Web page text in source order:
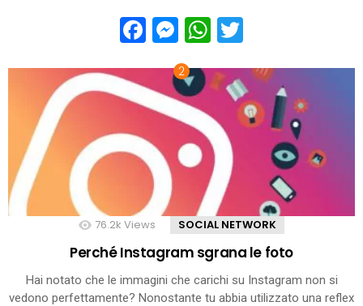
Facebook
Messenger
WhatsApp
76.2k Views SOCIAL NETWORK
Perché Instagram sgrana le foto
Hai notato che le immagini che carichi su Instagram non si
vedono perfettamente? Nonostante tu abbia utilizzato una reflex